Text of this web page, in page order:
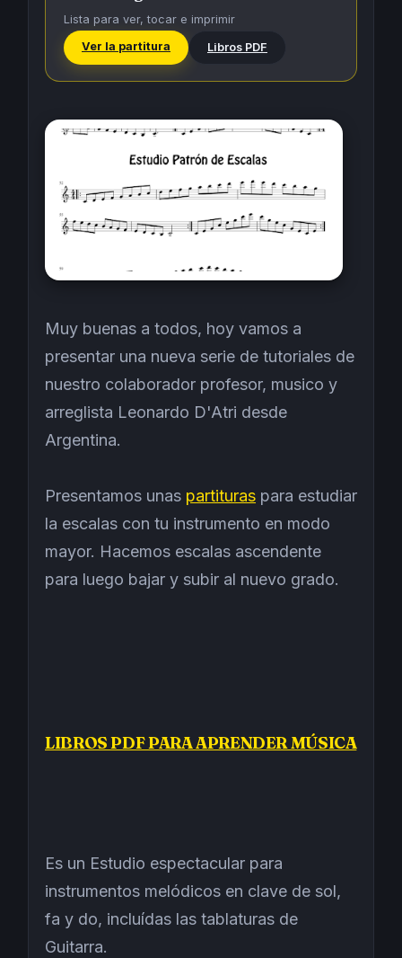
Lista para ver, tocar e imprimir
Ver la partitura
Libros PDF
Muy buenas a todos, hoy vamos a
presentar una nueva serie de tutoriales de
nuestro colaborador profesor, musico y
arreglista Leonardo D'Atri desde
Argentina.
Presentamos unas partituras para estudiar
la escalas con tu instrumento en modo
mayor. Hacemos escalas ascendente
para luego bajar y subir al nuevo grado.
LIBROS PDF PARA APRENDER MÚSICA
Es un Estudio espectacular para
instrumentos melódicos en clave de sol,
fa y do, incluídas las tablaturas de
Guitarra.